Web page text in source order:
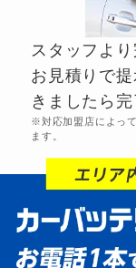
スタッフよ
お見積りで
きましたら完
※対応加盟店によっ
ます。